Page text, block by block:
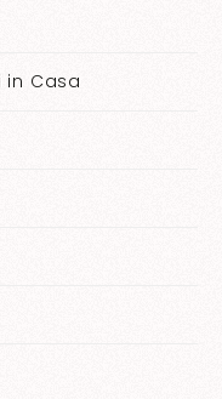
in Casa